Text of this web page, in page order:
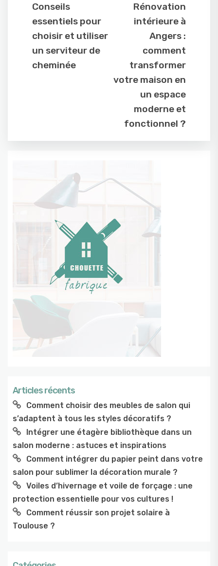
Conseils
essentiels pour
choisir et utiliser
un serviteur de
cheminée
Rénovation
intérieure à
Angers :
comment
transformer
votre maison en
un espace
moderne et
fonctionnel ?
Articles récents
Comment choisir des meubles de salon qui
s’adaptent à tous les styles décoratifs ?
Intégrer une étagère bibliothèque dans un
salon moderne : astuces et inspirations
Comment intégrer du papier peint dans votre
salon pour sublimer la décoration murale ?
Voiles d’hivernage et voile de forçage : une
protection essentielle pour vos cultures !
Comment réussir son projet solaire à
Toulouse ?